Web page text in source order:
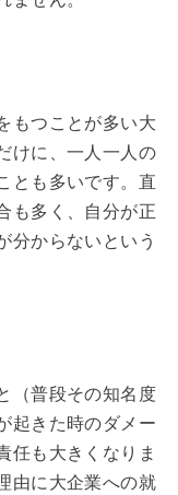
もつことが多い大
けに、一人一人の
とも多いです。直
も多く、自分が正
分からないという
（普段その知名度
起きた時のダメー
任も大きくなりま
由に大企業への就